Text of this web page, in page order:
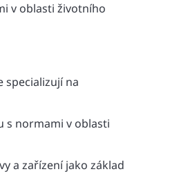
v oblasti životního
specializují na
s normami v oblasti
a zařízení jako základ